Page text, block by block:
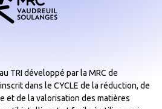
TRI développé par la MRC de
dans le CYCLE de la réduction, de
et de la valorisation des matières